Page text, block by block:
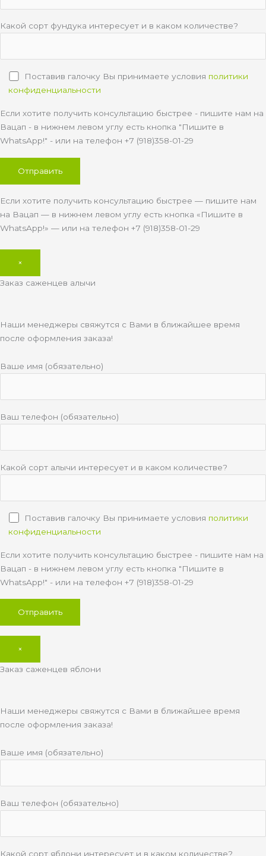
Какой сорт фундука интересует и в каком количестве?
Поставив галочку Вы принимаете условия политики
конфиденциальности
Если хотите получить консультацию быстрее - пишите нам на
Вацап - в нижнем левом углу есть кнопка "Пишите в
WhatsApp!" - или на телефон +7 (918)358-01-29
Если хотите получить консультацию быстрее — пишите нам
на Вацап — в нижнем левом углу есть кнопка «Пишите в
WhatsApp!» — или на телефон +7 (918)358-01-29
×
Заказ саженцев алычи
Наши менеджеры свяжутся с Вами в ближайшее время
после оформления заказа!
Ваше имя (обязательно)
Ваш телефон (обязательно)
Какой сорт алычи интересует и в каком количестве?
Поставив галочку Вы принимаете условия политики
конфиденциальности
Если хотите получить консультацию быстрее - пишите нам на
Вацап - в нижнем левом углу есть кнопка "Пишите в
WhatsApp!" - или на телефон +7 (918)358-01-29
×
Заказ саженцев яблони
Наши менеджеры свяжутся с Вами в ближайшее время
после оформления заказа!
Ваше имя (обязательно)
Ваш телефон (обязательно)
Какой сорт яблони интересует и в каком количестве?